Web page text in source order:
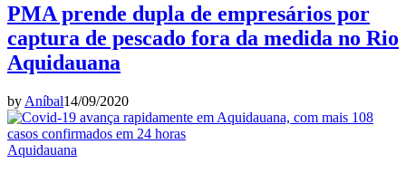
PMA prende dupla de empresários por
captura de pescado fora da medida no Rio
Aquidauana
by Aníbal14/09/2020
Aquidauana